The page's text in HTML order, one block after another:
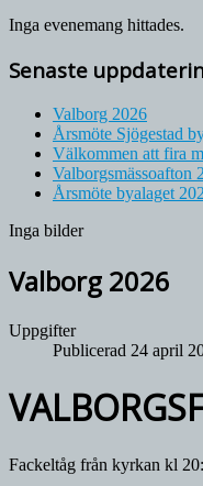
Inga evenemang hittades.
Senaste
Valborg 2026
Årsmöte Sjögestad
Välkommen att fira
Valborgsmässoafton
Årsmöte byalaget
Inga bilder
Valborg 2026
Uppgifter
Publicerad 24 april
Fackeltåg från kyrkan kl